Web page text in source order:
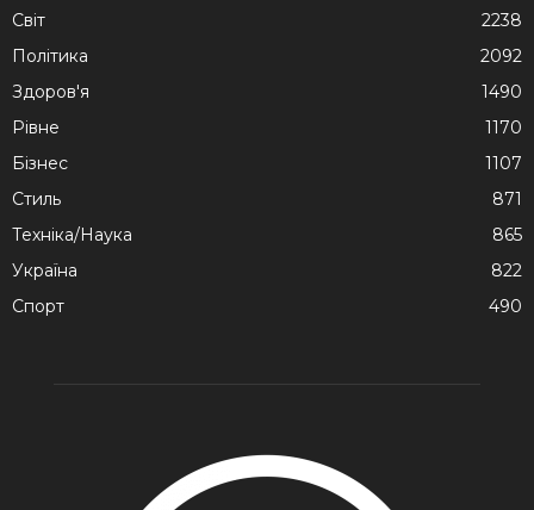
Cвіт
2238
Політика
2092
Здоров'я
1490
Рівне
1170
Бізнес
1107
Стиль
871
Техніка/Наука
865
Україна
822
Спорт
490